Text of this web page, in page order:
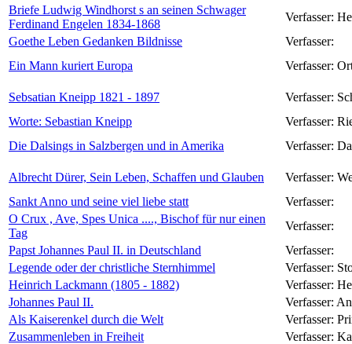
Briefe Ludwig Windhorst s an seinen Schwager
Ferdinand Engelen 1834-1868
Verfasser:
Goethe Leben Gedanken Bildnisse
Verfasser:
Ein Mann kuriert Europa
Verfasser:
Sebsatian Kneipp 1821 - 1897 Verfasser:
Worte: Sebastian Kneipp
Verfasser:
Die Dalsings in Salzbergen und in Amerika
Verfasser:
Albrecht Dürer, Sein Leben, Schaffen und Glauben Verfasser:
Sankt Anno und seine viel liebe statt
Verfasser:
O Crux , Ave, Spes Unica ...., Bischof für nur einen
Tag
Verfasser:
Papst Johannes Paul II. in Deutschland
Verfasser:
Legende oder der christliche Sternhimmel
Verfasser:
Heinrich Lackmann (1805 - 1882)
Verfasser:
Johannes Paul II.
Verfasser:
Als Kaiserenkel durch die Welt
Verfasser:
Zusammenleben in Freiheit
Verfasser: